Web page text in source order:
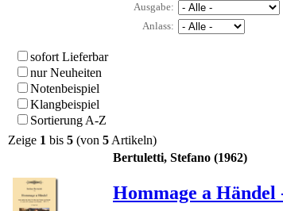
Ausgabe:
Anlass:
sofort Lieferbar
nur Neuheiten
Notenbeispiel
Klangbeispiel
Sortierung A-Z
Zeige 1 bis 5 (von 5Artikeln)
Bertuletti, Stefano (1962)
Hommage a